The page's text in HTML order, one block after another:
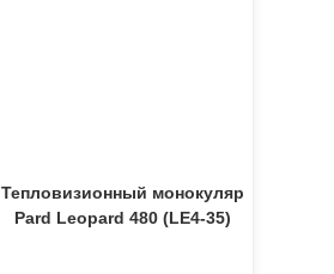
Тепловизионный монокуляр
Pard Leopard 480 (LE4-35)